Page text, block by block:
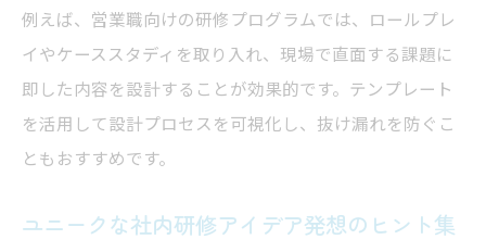
社内研修で避けたい“やばい”内容の特徴
実践で活きる社内研修の作り方解説
社内研修プログラムの作り方と実践ポイン
ト
成
例えば、営業職向けの研修プログラムでは、ロールプレ
イやケーススタディを取り入れ、現場で直面する課題に
即した内容を設計することが効果的です。テンプレート
を活用して設計プロセスを可視化し、抜け漏れを防ぐこ
ともおすすめです。
ユニークな社内研修アイデア発想のヒント集